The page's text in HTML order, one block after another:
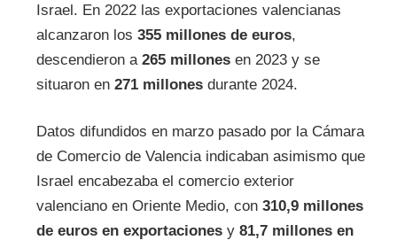
Israel. En 2022 las exportaciones valencianas
alcanzaron los 355 millones de euros,
descendieron a 265 millonesen 2023 y se
situaron en 271 millonesdurante 2024.
Datos difundidos en marzo pasado por la Cámara
de Comercio de Valencia indicaban asimismo que
Israel encabezaba el comercio exterior
valenciano en Oriente Medio, con 310,9 millones
de euros en exportacionesy 81,7 millones en